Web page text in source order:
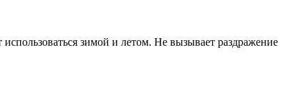
зимой и летом. Не вызывает раздражение